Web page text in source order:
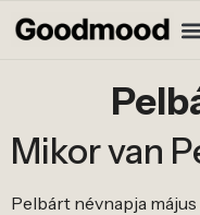
Mikor van
Pelbárt névnapja május